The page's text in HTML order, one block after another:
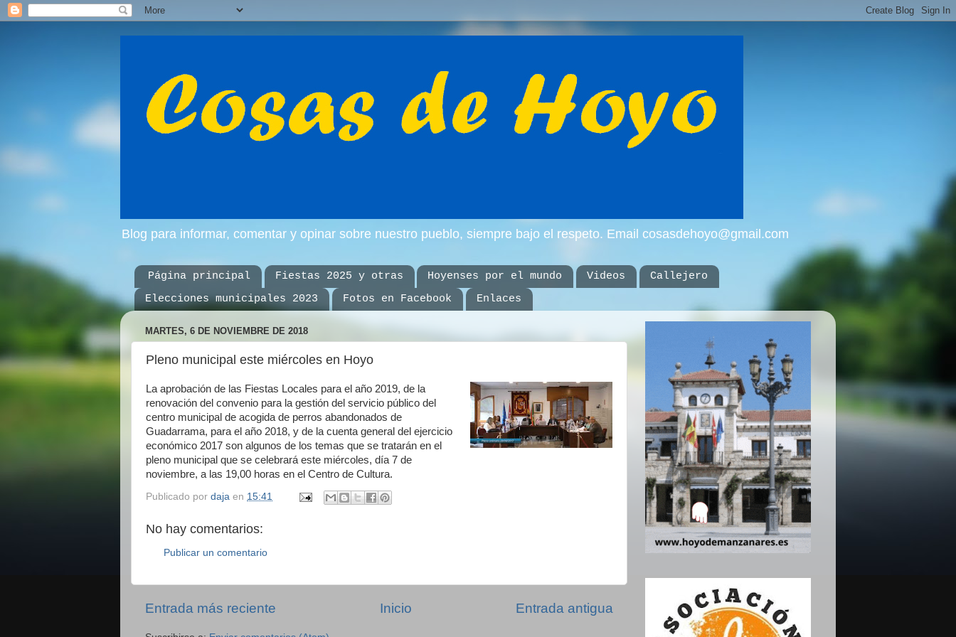
Blog para informar, comentar y opinar sobre nuestro pueblo, siempre bajo el respeto. Email cosasdehoyo@gmail.com
Página principal Fiestas 2025 y otras Hoyenses por el mundo Videos
Callejero
Elecciones municipales 2023
Fotos en Facebook Enlaces
MARTES, 6 DE NOVIEMBRE DE 2018
Pleno municipal este miércoles en Hoyo
La aprobación de las Fiestas Locales para el año 2019, de la
renovación del convenio para la gestión del servicio público del
centro municipal de acogida de perros abandonados de
Guadarrama, para el año 2018, y de la cuenta general del ejercicio
económico 2017 son algunos de los temas que se tratarán en el
pleno municipal que se celebrará este miércoles, día 7 de
noviembre, a las 19,00 horas en el Centro de Cultura.
Publicado por daja en 15:41
No hay comentarios:
Publicar un comentario
Entrada más reciente Entrada antigua
Inicio